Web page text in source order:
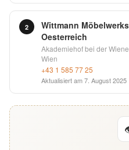
2
Wittmann
Oesterreich
Akademiehof bei der
Wien
+43 1 585 77 25
Aktualisiert am7. August 2025